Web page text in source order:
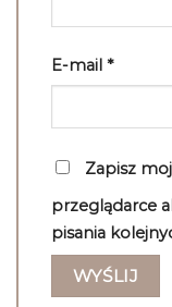
E-mail *
Zapisz
przeglądarce
pisania